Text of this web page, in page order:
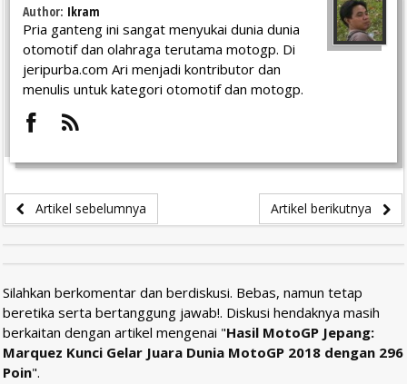
Author: Ikram
Pria ganteng ini sangat menyukai dunia dunia
otomotif dan olahraga terutama motogp. Di
jeripurba.com Ari menjadi kontributor dan
menulis untuk kategori otomotif dan motogp.
Artikel sebelumnya Artikel berikutnya
Silahkan berkomentar dan berdiskusi. Bebas, namun tetap
beretika serta bertanggung jawab!. Diskusi hendaknya masih
berkaitan dengan artikel mengenai "Hasil MotoGP Jepang:
Marquez Kunci Gelar Juara Dunia MotoGP 2018 dengan 296
Poin".